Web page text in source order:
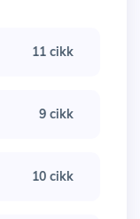
11 cikk
9 cikk
10 cikk